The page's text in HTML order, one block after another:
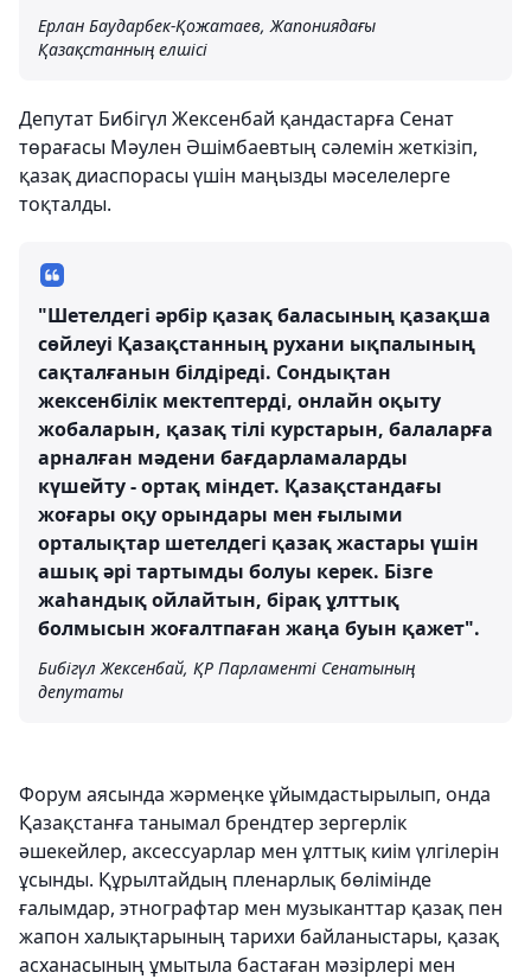
Ерлан Баударбек-Қожатаев, Жапониядағы
Қазақстанның елшісі
Депутат Бибігүл Жексенбай қандастарға Сенат
төрағасы Мәулен Әшімбаевтың сәлемін жеткізіп,
қазақ диаспорасы үшін маңызды мәселелерге
тоқталды.
"Шетелдегі әрбір қазақ баласының қазақша
сөйлеуі Қазақстанның рухани ықпалының
сақталғанын білдіреді. Сондықтан
жексенбілік мектептерді, онлайн оқыту
жобаларын, қазақ тілі курстарын, балаларға
арналған мәдени бағдарламаларды
күшейту - ортақ міндет. Қазақстандағы
жоғары оқу орындары мен ғылыми
орталықтар шетелдегі қазақ жастары үшін
ашық әрі тартымды болуы керек. Бізге
жаһандық ойлайтын, бірақ ұлттық
болмысын жоғалтпаған жаңа буын қажет".
Бибігүл Жексенбай, ҚР Парламенті Сенатының
депутаты
Форум аясында жәрмеңке ұйымдастырылып, онда
Қазақстанға танымал брендтер зергерлік
әшекейлер, аксессуарлар мен ұлттық киім үлгілерін
ұсынды. Құрылтайдың пленарлық бөлімінде
ғалымдар, этнографтар мен музыканттар қазақ пен
жапон халықтарының тарихи байланыстары, қазақ
асханасының ұмытыла бастаған мәзірлері мен